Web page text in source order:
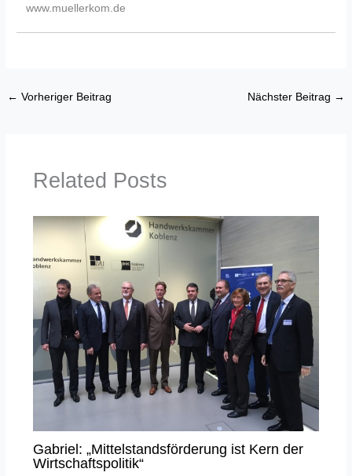
www.muellerkom.de
← Vorheriger Beitrag Nächster Beitrag →
Related Posts
Gabriel: „Mittelstandsförderung ist Kern der
Wirtschaftspolitik“